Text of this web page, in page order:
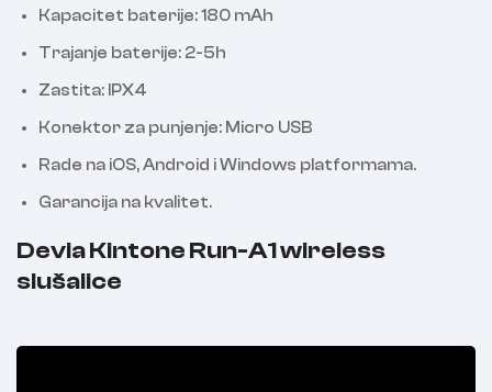
Kapacitet baterije: 180 mAh
Trajanje baterije: 2-5h
Zastita: IPX4
Konektor za punjenje: Micro USB
Rade na iOS, Android i Windows platformama.
Garancija na kvalitet.
Devia Kintone Run-A1 wireless
slušalice